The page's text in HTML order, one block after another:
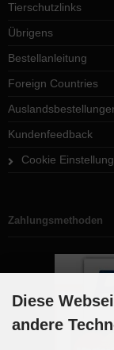
Tierschutzlinks
Übrigens
Bestellanleitung
Foreign Countries
Kundenfeedback
Cookie
Zahlungsmethoden
Diese
andere